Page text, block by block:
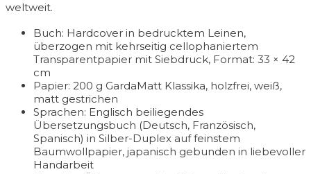
weltweit.
Buch: Hardcover in bedrucktem Leinen,
überzogen mit kehrseitig cellophaniertem
Transparentpapier mit Siebdruck, Format: 33 × 42
cm
Papier: 200 g GardaMatt Klassika, holzfrei, weiß,
matt gestrichen
Sprachen: Englisch beiliegendes
Übersetzungsbuch (Deutsch, Französisch,
Spanisch) in Silber-Duplex auf feinstem
Baumwollpapier, japanisch gebunden in liebevoller
Handarbeit